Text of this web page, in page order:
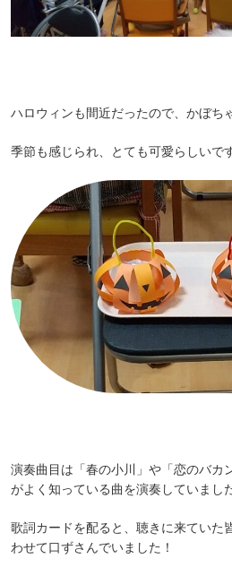
ハロウィンも間近だったので、かぼち
季節も感じられ、とても可愛らしいで
演奏曲目は「春の小川」や「恋のバカ
がよく知っている曲を演奏していました
歌詞カードを配ると、聴きに来ていた
わせて口ずさんでいました！